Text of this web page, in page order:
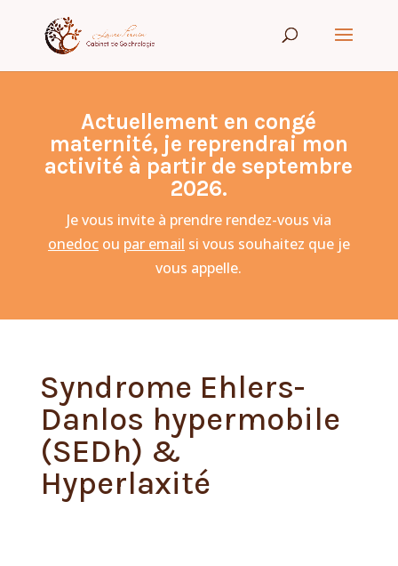
Actuellement en congé
maternité, je reprendrai mon
activité à partir de septembre
2026.
Je vous invite à prendre rendez-vous via
onedocou par email si vous souhaitez que je
vous appelle.
Syndrome Ehlers-
Danlos hypermobile
(SEDh) &
Hyperlaxité